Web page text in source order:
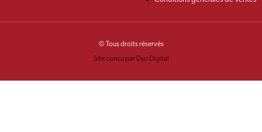
© Tous droits réservés
Site conçu par Dyo Digital